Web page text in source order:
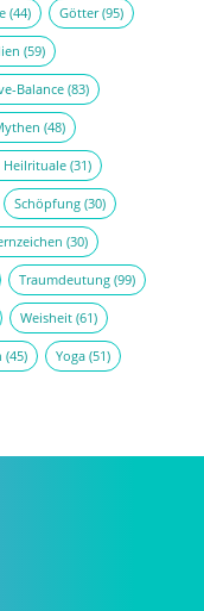
(44) Götter(95)
(59)
Balance(83)
(48)
(31)
Schöpfung(30)
(30)
Traumdeutung(99)
Weisheit(61)
(45) Yoga(51)